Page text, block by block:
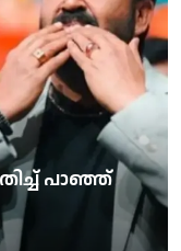
പാഞ്ഞ്